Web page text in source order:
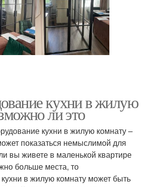
кухни в жилую
ли это
кухни в жилую комнату –
показаться немыслимой для
вы живете в маленькой квартире
больше места, то
в жилую комнату может быть